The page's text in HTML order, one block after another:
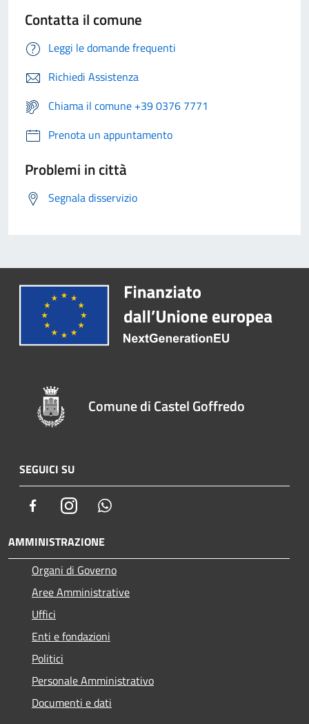
Contatta il comune
Leggi le domande frequenti
Richiedi Assistenza
Chiama il comune +39 0376 7771
Prenota un appuntamento
Problemi in città
Segnala disservizio
Comune di Castel Goffredo
SEGUICI SU
FacebookInstagram
AMMINISTRAZIONE
Organi di Governo
Aree Amministrative
Uffici
Enti e fondazioni
Politici
Personale Amministrativo
Documenti e dati